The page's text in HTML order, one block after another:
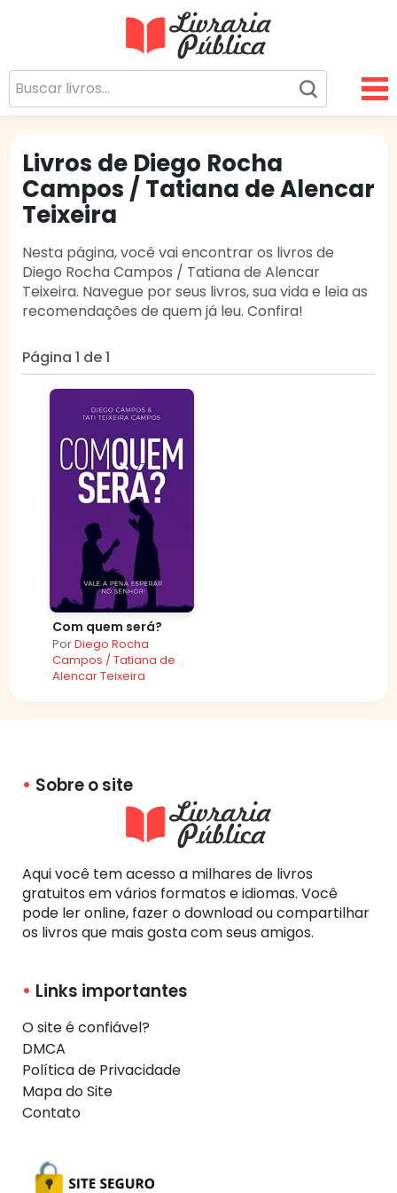
Sua Biblioteca Virtual Gratuita
Livros de Diego Rocha
Campos / Tatiana de Alencar
Teixeira
Nesta página, você vai encontrar os livros de
Diego Rocha Campos / Tatiana de Alencar
Teixeira. Navegue por seus livros, sua vida e leia as
recomendações de quem já leu. Confira!
Página 1 de 1
Com quem será?
PorDiego Rocha
Campos / Tatiana de
Alencar Teixeira
Sobre o site
Aqui você tem acesso a milhares de livros
gratuitos em vários formatos e idiomas. Você
pode ler online, fazer o download ou compartilhar
os livros que mais gosta com seus amigos.
Links importantes
O site é confiável?
DMCA
Política de Privacidade
Mapa do Site
Contato